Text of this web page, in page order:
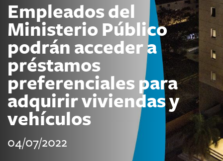
Empleados del
Ministerio Público
podrán acceder a
préstamos
preferenciales para
adquirir viviendas y
vehículos
04/07/2022